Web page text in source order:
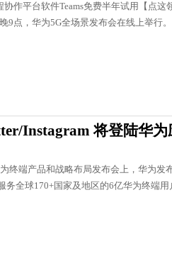
作平台软件Teams免费半年试用【点这
9点，华为5G全场景发布会在线上举行
Instagram 将登陆华
终端产品和战略布局发布会上，华为发
务全球170+国家及地区的6亿华为终端用